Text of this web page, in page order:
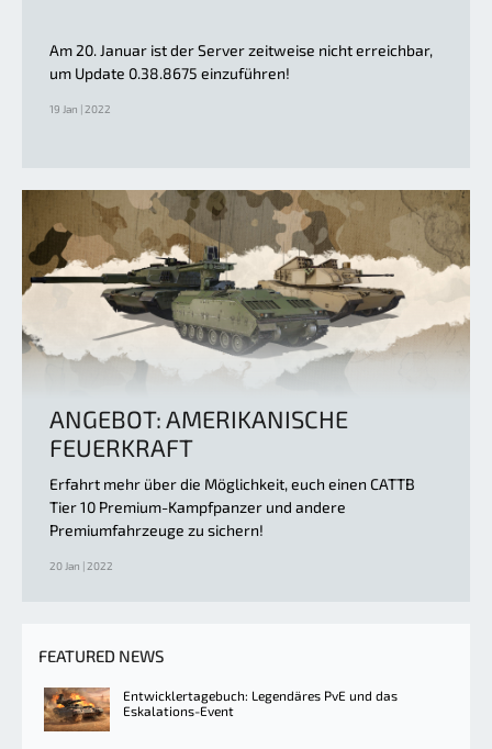
Am 20. Januar ist der Server zeitweise nicht erreichbar,
um Update 0.38.8675 einzuführen!
19 Jan | 2022
ANGEBOT: AMERIKANISCHE
FEUERKRAFT
Erfahrt mehr über die Möglichkeit, euch einen CATTB
Tier 10 Premium-Kampfpanzer und andere
Premiumfahrzeuge zu sichern!
20 Jan | 2022
FEATURED NEWS
Entwicklertagebuch: Legendäres PvE und das
Eskalations-Event